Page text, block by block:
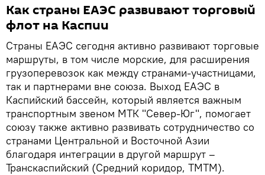
Как страны ЕАЭС развивают торговый
флот на Каспии
Страны ЕАЭС сегодня активно развивают торговые
маршруты, в том числе морские, для расширения
грузоперевозок как между странами-участницами,
так и партнерами вне союза. Выход ЕАЭС в
Каспийский бассейн, который является важным
транспортным звеном МТК "Север-Юг", помогает
союзу также активно развивать сотрудничество со
странами Центральной и Восточной Азии
благодаря интеграции в другой маршрут –
Транскаспийский (Средний коридор, ТМТМ).